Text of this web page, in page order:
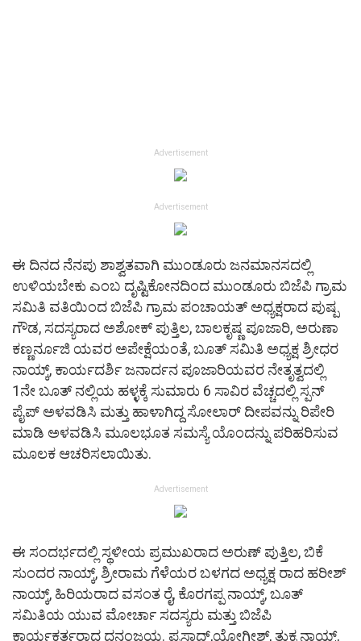
Advertisement
Advertisement
ಈ ದಿನದ ನೆನಪು ಶಾಶ್ವತವಾಗಿ ಮುಂಡೂರು ಜನಮಾನಸದಲ್ಲಿ
ಉಳಿಯಬೇಕು ಎಂಬ ದೃಷ್ಟಿಕೋನದಿಂದ ಮುಂಡೂರು ಬಿಜೆಪಿ ಗ್ರಾಮ
ಸಮಿತಿ ವತಿಯಿಂದ ಬಿಜೆಪಿ ಗ್ರಾಮ ಪಂಚಾಯತ್ ಅಧ್ಯಕ್ಷರಾದ ಪುಷ್ಪ
ಗೌಡ, ಸದಸ್ಯರಾದ ಅಶೋಕ್ ಪುತ್ತಿಲ, ಬಾಲಕೃಷ್ಣ ಪೂಜಾರಿ, ಅರುಣಾ
ಕಣ್ಣರ್ನೂಜಿ ಯವರ ಅಪೇಕ್ಷೆಯಂತೆ, ಬೂತ್ ಸಮಿತಿ ಅಧ್ಯಕ್ಷ ಶ್ರೀಧರ
ನಾಯ್ಕ್, ಕಾರ್ಯದರ್ಶಿ ಜನಾರ್ದನ ಪೂಜಾರಿಯವರ ನೇತೃತ್ವದಲ್ಲಿ
1ನೇ ಬೂತ್ ನಲ್ಲಿಯ ಹಳ್ಳಕ್ಕೆ ಸುಮಾರು 6 ಸಾವಿರ ವೆಚ್ಚದಲ್ಲಿ ಸ್ಪನ್
ಪೈಪ್ ಅಳವಡಿಸಿ ಮತ್ತು ಹಾಳಾಗಿದ್ದ ಸೋಲಾರ್ ದೀಪವನ್ನು ರಿಪೇರಿ
ಮಾಡಿ ಅಳವಡಿಸಿ ಮೂಲಭೂತ ಸಮಸ್ಯೆ ಯೊಂದನ್ನು ಪರಿಹರಿಸುವ
ಮೂಲಕ ಆಚರಿಸಲಾಯಿತು.
Advertisement
ಈ ಸಂದರ್ಭದಲ್ಲಿ ಸ್ಥಳೀಯ ಪ್ರಮುಖರಾದ ಅರುಣ್ ಪುತ್ತಿಲ, ಬಿಕೆ
ಸುಂದರ ನಾಯ್ಕ್, ಶ್ರೀರಾಮ ಗೆಳೆಯರ ಬಳಗದ ಅಧ್ಯಕ್ಷ ರಾದ ಹರೀಶ್
ನಾಯ್ಕ್, ಹಿರಿಯರಾದ ವಸಂತ ರೈ, ಕೊರಗಪ್ಪ ನಾಯ್ಕ್, ಬೂತ್
ಸಮಿತಿಯ ಯುವ ಮೋರ್ಚಾ ಸದಸ್ಯರು ಮತ್ತು ಬಿಜೆಪಿ
ಕಾರ್ಯಕರ್ತರಾದ ಧನಂಜಯ. ಪ್ರಸಾದ್,ಯೋಗೀಶ್, ತುಕ್ರ ನಾಯ್ಕ್,